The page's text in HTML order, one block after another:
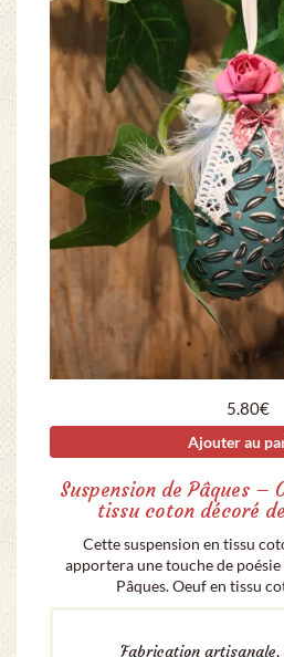
5.80€
Ajouter au
Suspension de Pâques –
tissu coton décoré
Cette suspension en tissu
apportera une touche de
Pâques. Oeuf en tissu
Fabrication artisanale,